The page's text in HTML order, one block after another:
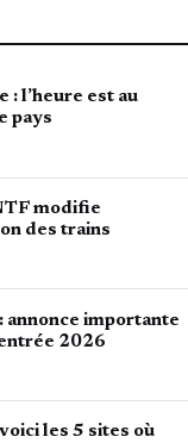
: l’heure est au
pays
modifie
des trains
importante
2026
les 5 sites où